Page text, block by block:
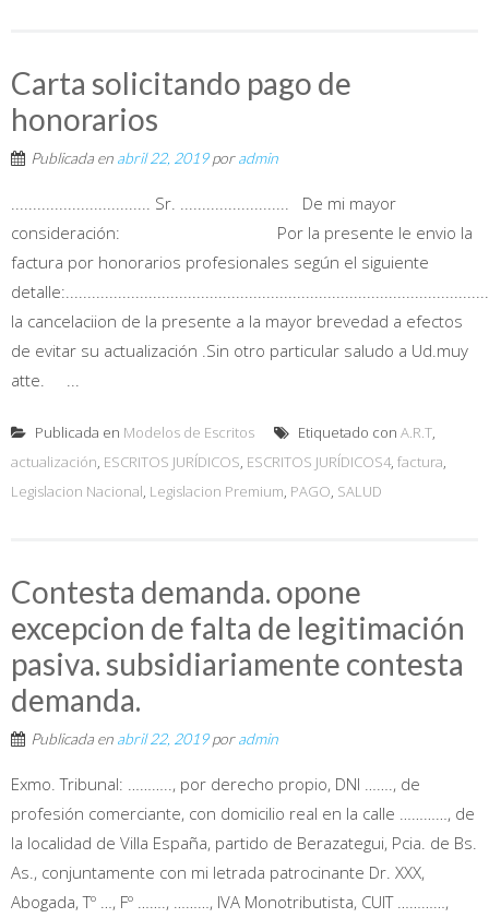
Carta solicitando pago de
honorarios
Publicada en abril 22, 2019poradmin
................................ Sr. ......................... De mi mayor
consideración: Por la presente le envio la
factura por honorarios profesionales según el siguiente
la cancelaciion de la presente a la mayor brevedad a efectos
de evitar su actualización .Sin otro particular saludo a Ud.muy
atte. ...
Publicada en Modelos de Escritos Etiquetado con A.R.T,
actualización, ESCRITOS JURÍDICOS, ESCRITOS JURÍDICOS4, factura,
Legislacion Nacional, Legislacion Premium, PAGO, SALUD
Contesta demanda. opone
excepcion de falta de legitimación
pasiva. subsidiariamente contesta
demanda.
Publicada en abril 22, 2019poradmin
Exmo. Tribunal: ……….., por derecho propio, DNI ……., de
profesión comerciante, con domicilio real en la calle …………, de
la localidad de Villa España, partido de Berazategui, Pcia. de Bs.
As., conjuntamente con mi letrada patrocinante Dr. XXX,
Abogada, Tº …, Fº ……., ………, IVA Monotributista, CUIT …………,